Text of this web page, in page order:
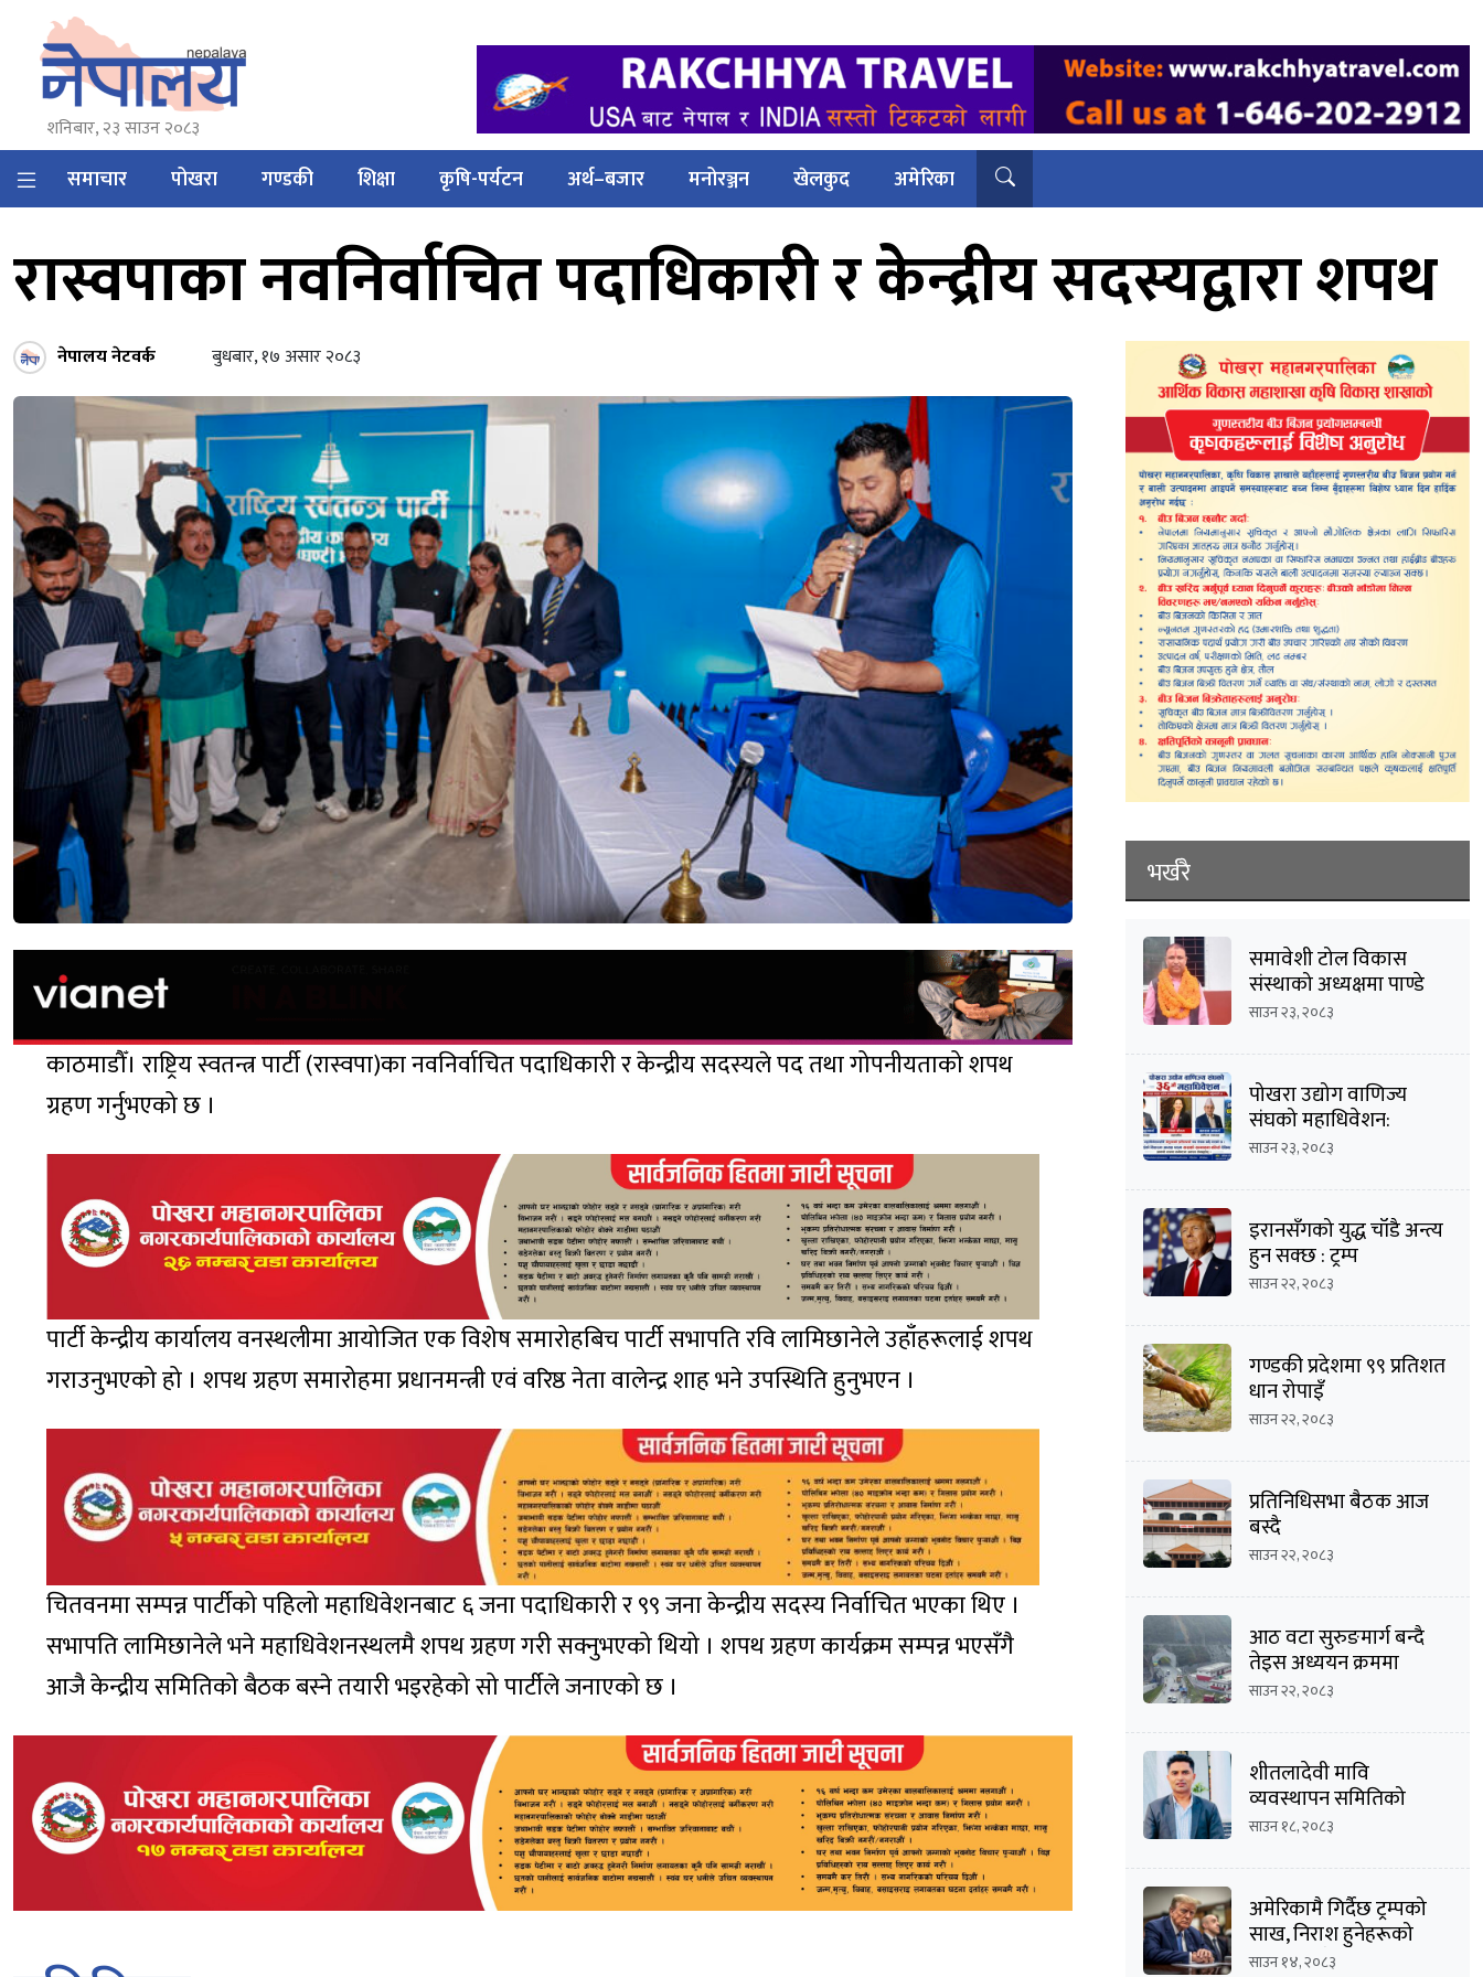
शनिबार, २३ साउन २०८३
समाचार पोखरा गण्डकी शिक्षा कृषि-पर्यटन अर्थ–बजार मनोरञ्जन खेलकुद अमेरिका
रास्वपाका नवनिर्वाचित पदाधिकारी र केन्द्रीय सदस्यद्वारा शपथ
नेपालय नेटवर्क बुधबार, १७ असार २०८३
काठमाडौँ। राष्ट्रिय स्वतन्त्र पार्टी (रास्वपा)का नवनिर्वाचित पदाधिकारी र केन्द्रीय सदस्यले पद तथा गोपनीयताको शपथ
ग्रहण गर्नुभएको छ ।
पार्टी केन्द्रीय कार्यालय वनस्थलीमा आयोजित एक विशेष समारोहबिच पार्टी सभापति रवि लामिछानेले उहाँहरूलाई शपथ
गराउनुभएको हो । शपथ ग्रहण समारोहमा प्रधानमन्त्री एवं वरिष्ठ नेता वालेन्द्र शाह भने उपस्थिति हुनुभएन ।
चितवनमा सम्पन्न पार्टीको पहिलो महाधिवेशनबाट ६ जना पदाधिकारी र ९९ जना केन्द्रीय सदस्य निर्वाचित भएका थिए ।
सभापति लामिछानेले भने महाधिवेशनस्थलमै शपथ ग्रहण गरी सक्नुभएको थियो । शपथ ग्रहण कार्यक्रम सम्पन्न भएसँगै
आजै केन्द्रीय समितिको बैठक बस्ने तयारी भइरहेको सो पार्टीले जनाएको छ ।
भर्खरै
समावेशी टोल विकास
संस्थाको अध्यक्षमा पाण्डे
साउन २३, २०८३
पोखरा उद्योग वाणिज्य
संघको महाधिवेशन:
अध्यक्षसहित अधिकांश
सम्भावना
साउन २३, २०८३
इरानसँगको युद्ध चाँडै अन्त्य
हुन सक्छ : ट्रम्प
साउन २२, २०८३
गण्डकी प्रदेशमा ९९ प्रतिशत
धान रोपाइँ
साउन २२, २०८३
प्रतिनिधिसभा बैठक आज
बस्दै
साउन २२, २०८३
आठ वटा सुरुङमार्ग बन्दै
तेइस अध्ययन क्रममा
साउन २२, २०८३
शीतलादेवी मावि
व्यवस्थापन समितिको
अध्यक्षमा दीपक कार्की
साउन १८, २०८३
अमेरिकामै गिर्दैछ ट्रम्पको
साख, निराश हुनेहरूको
संख्या बढ्दै
साउन १४, २०८३